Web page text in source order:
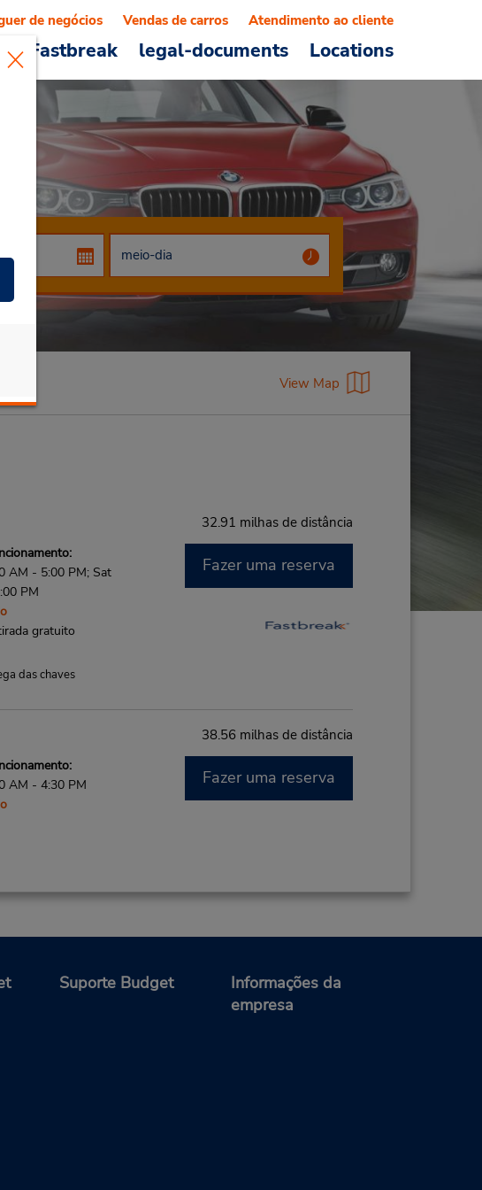
Fastbreak legal-documents Locations
de negócios Vendas de carros Atendimento ao cliente
View Map
32.91 milhas de distância
AM - 5:00 PM; Sat
PM
gratuito
das chaves
Fazer uma reserva
38.56 milhas de distância
AM - 4:30 PM
Fazer uma reserva
Suporte Budget
Informações da
empresa